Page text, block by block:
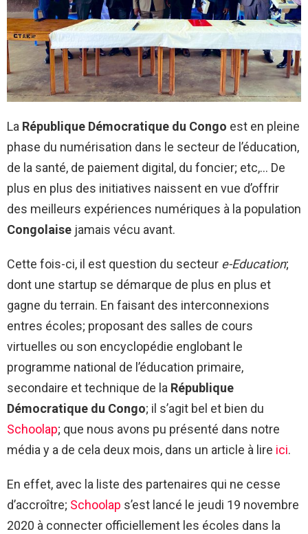
La République Démocratique du Congo est en pleine
phase du numérisation dans le secteur de l’éducation,
de la santé, de paiement digital, du foncier; etc,… De
plus en plus des initiatives naissent en vue d’offrir
des meilleurs expériences numériques à la population
Congolaise jamais vécu avant.
Cette fois-ci, il est question du secteur e-Education;
dont une startup se démarque de plus en plus et
gagne du terrain. En faisant des interconnexions
entres écoles; proposant des salles de cours
virtuelles ou son encyclopédie englobant le
programme national de l’éducation primaire,
secondaire et technique de la République
Démocratique du Congo; il s’agit bel et bien du
Schoolap; que nous avons pu présenté dans notre
média y a de cela deux mois, dans un article à lire ici.
En effet, avec la liste des partenaires qui ne cesse
d’accroître; Schoolap s’est lancé le jeudi 19 novembre
2020 à connecter officiellement les écoles dans la